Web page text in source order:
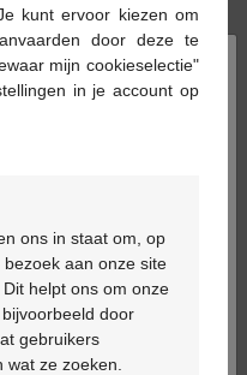
basis van een
verstrekt.
×
français
kunt ervoor kiezen om
door deze te
mijn cookieselectie"
in je account op
ons in staat om, op
aan onze site
helpt ons om onze
door
gebruikers
ze zoeken.